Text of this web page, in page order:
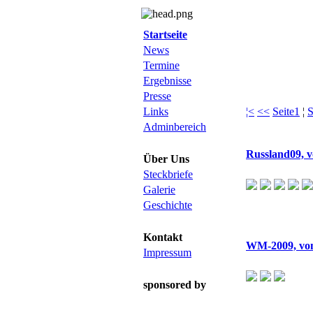
Startseite
News
Termine
Ergebnisse
Presse
Links
Adminbereich
Über Uns
Steckbriefe
Galerie
Geschichte
Kontakt
Impressum
sponsored by
¦< << Seite1 ¦
Russland09,
WM-2009,